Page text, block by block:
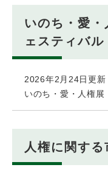
いのち・愛
ェスティバル
2026年2月24日更新
いのち・愛・人権
人権に関す